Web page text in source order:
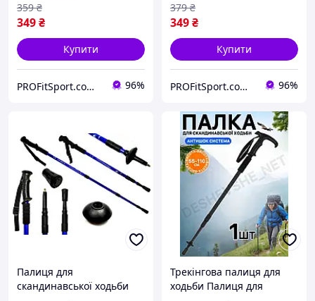
349₴
359 ₴
Купити
PROFitSport.com.ua - Интернет-магазин спортинвентаря 96%
349₴
379 ₴
Купити
PROFitSport.com.ua - Интернет-магазин спортинвентаря 96%
Палиця для
скандинавської ходьби
Трекінгова палиця для
ходьби Палиця для